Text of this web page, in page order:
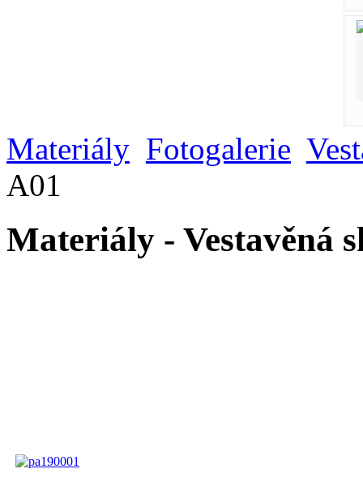
Materiály Fotogalerie
A01
Materiály - Vestavěná